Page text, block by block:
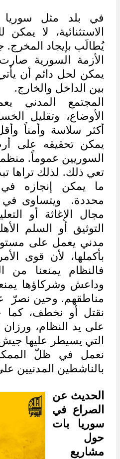
في بلد مثل سوريا
الاستثنائية، لا
يُطالَب بإيجاد المخرج.
الأزمة السورية
يمكن لحل دائم أن
بين الداخل والخارج.
المجتمع المدني
الأوضاع، وتقليل
أكثر سلاسة وأمناً
يمكن تحقيقه على
السوريين عموماً.
تعي ذلك. لذلك تراها
ما يمكن إنجازه
محددة. ويتساوى
مجال الإغاثة أو
التوثيق أو السلم
مدني يعمل على
بأكملها، لأن قوى
فالنظام يمنعنا من
وداعش وشركاؤها
مناطقهم. وحين نصرّ
نقتل أو نخطف، كما
على يد النظام،
التي يسيطر عليها جيش
نعمل في ظلّ
بالناشطين المدنيين
الحديث عن
الصراع في
سوريا بات
حول
مشاريع